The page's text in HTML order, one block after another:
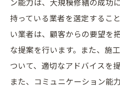
持っている業者を選定するこ
い業者は、顧客からの要望を
な提案を行います。また、施
ついて、適切なアドバイスを
また、コミュニケーション能